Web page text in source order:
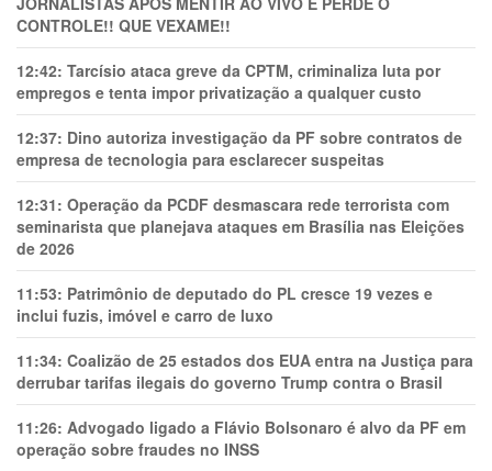
CONTROLE!! QUE VEXAME!!
12:42: Tarcísio ataca greve da CPTM, criminaliza luta por
empregos e tenta impor privatização a qualquer custo
12:37: Dino autoriza investigação da PF sobre contratos de
empresa de tecnologia para esclarecer suspeitas
12:31: Operação da PCDF desmascara rede terrorista com
seminarista que planejava ataques em Brasília nas Eleições
de 2026
11:53: Patrimônio de deputado do PL cresce 19 vezes e
inclui fuzis, imóvel e carro de luxo
11:34: Coalizão de 25 estados dos EUA entra na Justiça para
derrubar tarifas ilegais do governo Trump contra o Brasil
11:26: Advogado ligado a Flávio Bolsonaro é alvo da PF em
operação sobre fraudes no INSS